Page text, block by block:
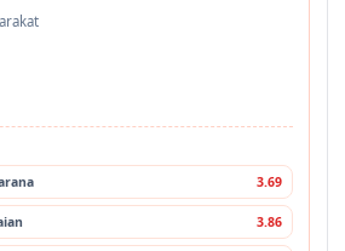
3.69
3.86